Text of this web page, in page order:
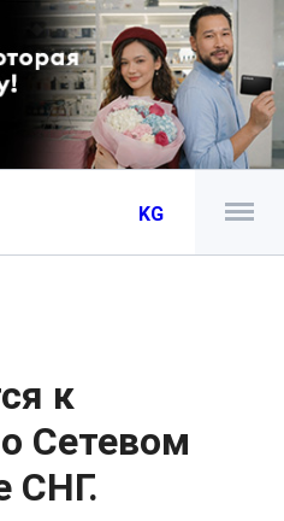
KG
к
Сетевом
СНГ.